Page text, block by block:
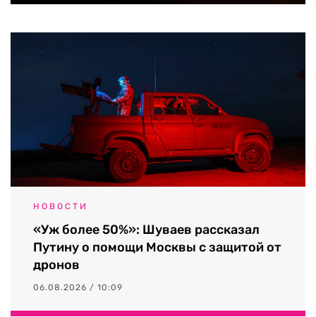
НОВОСТИ
«Уж более 50%»: Шуваев рассказал
Путину о помощи Москвы с защитой от
дронов
06.08.2026 / 10:09